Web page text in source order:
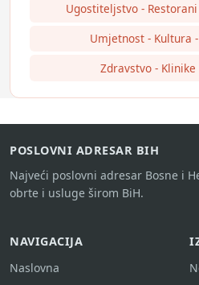
Ugostiteljstvo -
Umjetnost - Kultura
Zdravstvo -
POSLOVNI ADRESAR BIH
Najveći poslovni adresar Bosne i
obrte i usluge širom BiH.
NAVIGACIJA
Naslovna